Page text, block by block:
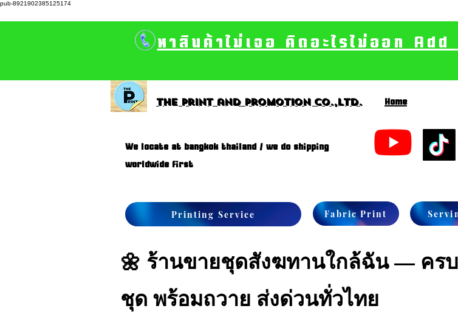
pub-8921902385125174
หาสินค้าไม่เจอ คิดอะไรไม่ออก
The print and promotion CO.,Ltd. Home
We locate at bangkok thailand / we do shipping
worldwide first
Printing Service Fabric Print
🌼 ร้านขายชุดสังฆทานใกล้ฉัน — ครบ
ชุด พร้อมถวาย ส่งด่วนทั่วไทย